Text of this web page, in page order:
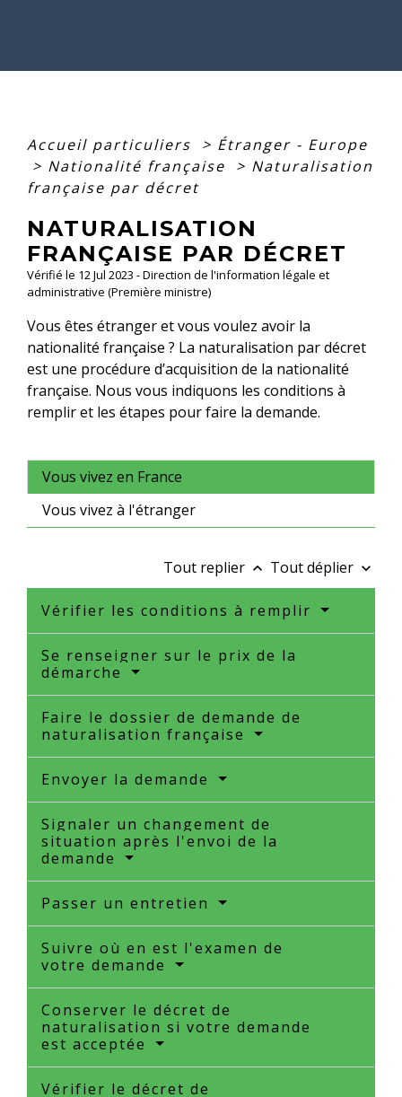
Accueil particuliers > Étranger - Europe
> Nationalité française > Naturalisation
française par décret
NATURALISATION
FRANÇAISE PAR DÉCRET
Vérifié le 12 Jul 2023 - Direction de l'information légale et
administrative (Première ministre)
Vous êtes étranger et vous voulez avoir la
nationalité française ? La naturalisation par décret
est une procédure d’acquisition de la nationalité
française. Nous vous indiquons les conditions à
remplir et les étapes pour faire la demande.
Vous vivez en France
Vous vivez à l'étranger
Tout replier keyboard_arrow_up Tout déplier keyboard_arrow_down
Vérifier les conditions à remplir
Se renseigner sur le prix de la
démarche
Faire le dossier de demande de
naturalisation française
Envoyer la demande
Signaler un changement de
situation après l'envoi de la
demande
Passer un entretien
Suivre où en est l'examen de
votre demande
Conserver le décret de
naturalisation si votre demande
est acceptée
Vérifier le décret de